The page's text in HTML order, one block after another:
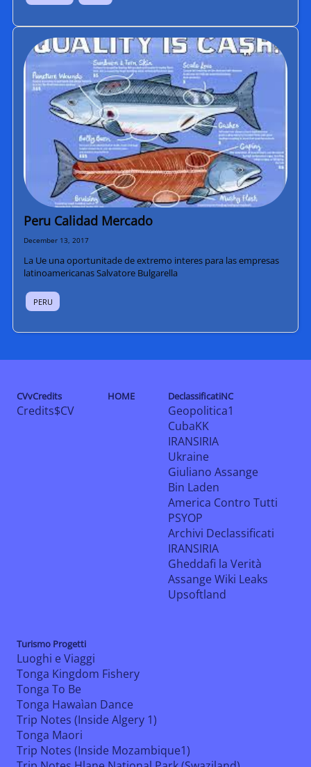
Peru Calidad Mercado
December 13, 2017
La Ue una oportunitade de extremo interes para las empresas
latinoamericanas Salvatore Bulgarella
PERU
CVvCredits
Credits$CV
HOME DeclassificatiNC
Geopolitica1
CubaKK
IRANSIRIA
Ukraine
Giuliano Assange
Bin Laden
America Contro Tutti
PSYOP
Archivi Declassificati
IRANSIRIA
Gheddafi la Verità
Assange Wiki Leaks
Upsoftland
Turismo Progetti
Luoghi e Viaggi
Tonga Kingdom Fishery
Tonga To Be
Tonga Hawaìan Dance
Trip Notes (Inside Algery 1)
Tonga Maori
Trip Notes (Inside Mozambique1)